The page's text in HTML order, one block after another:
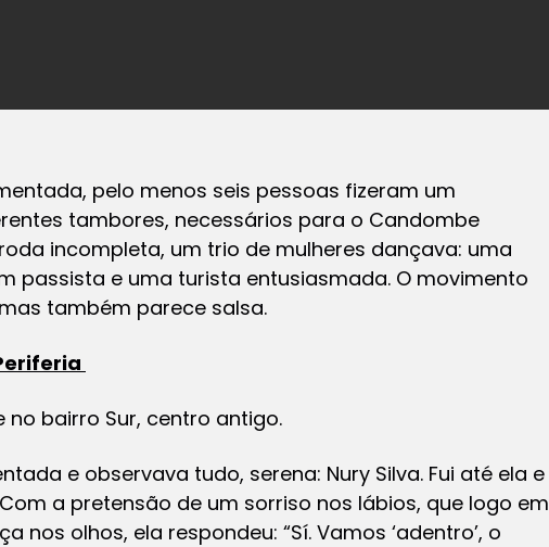
pelo menos seis pessoas fizeram um
tambores, necessários para o Candombe
incompleta, um trio de mulheres dançava: uma
passista e uma turista entusiasmada. O movimento
também parece salsa.
no bairro Sur, centro antigo.
e observava tudo, serena: Nury Silva. Fui até ela e
a pretensão de um sorriso nos lábios, que logo em
olhos, ela respondeu: “Sí. Vamos ‘adentro’, o